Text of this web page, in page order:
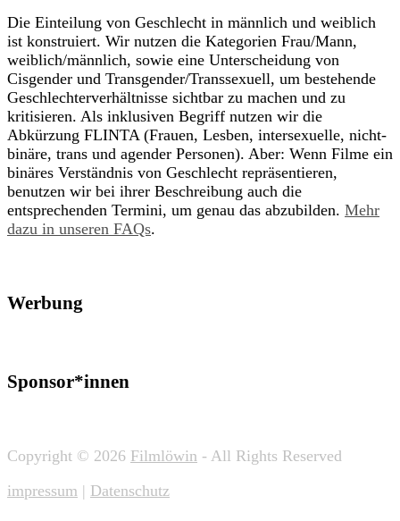
Die Einteilung von Geschlecht in männlich und weiblich
ist konstruiert. Wir nutzen die Kategorien Frau/Mann,
weiblich/männlich, sowie eine Unterscheidung von
Cisgender und Transgender/Transsexuell, um bestehende
Geschlechterverhältnisse sichtbar zu machen und zu
kritisieren. Als inklusiven Begriff nutzen wir die
Abkürzung FLINTA (Frauen, Lesben, intersexuelle, nicht-
binäre, trans und agender Personen). Aber: Wenn Filme ein
binäres Verständnis von Geschlecht repräsentieren,
benutzen wir bei ihrer Beschreibung auch die
entsprechenden Termini, um genau das abzubilden. Mehr
dazu in unseren FAQs.
Werbung
Sponsor*innen
Copyright © 2026 Filmlöwin - All Rights Reserved
impressum | Datenschutz